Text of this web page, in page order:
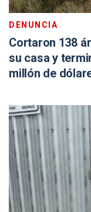
DENUNCIA
Cortaron 138
su casa y
millón de